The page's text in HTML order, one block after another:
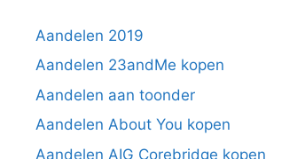
Aandelen 2019
Aandelen 23andMe kopen
Aandelen aan toonder
Aandelen About You kopen
Aandelen AIG Corebridge kopen